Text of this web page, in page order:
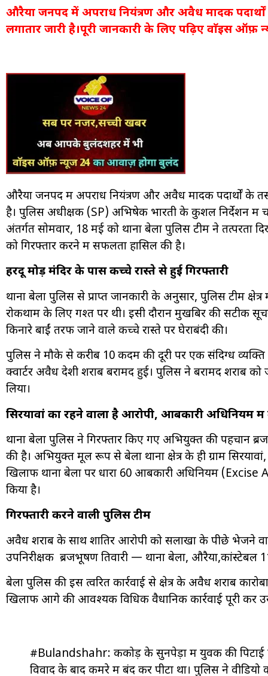
औरैया जनपद में अपराध नियंत्रण और अवैध मादक
लगातार जारी है।पूरी जानकारी के लिए पढ़िए वाॅइस ऑफ़
औरैया जनपद में अपराध नियंत्रण और अवैध मादक पदार्थों के
है। पुलिस अधीक्षक (SP) अभिषेक भारती के कुशल निर्देशन
अंतर्गत सोमवार, 18 मई को थाना बेला पुलिस टीम ने
को गिरफ्तार करने में सफलता हासिल की है।
हरदू मोड़ मंदिर के पास कच्चे रास्ते से हुई गिरफ्तारी
थाना बेला पुलिस से प्राप्त जानकारी के अनुसार, पुलिस टीम
रोकथाम के लिए गश्त पर थी। इसी दौरान मुखबिर की सटीक
किनारे बाईं तरफ जाने वाले कच्चे रास्ते पर घेराबंदी की।
पुलिस ने मौके से करीब 10 कदम की दूरी पर एक संदिग्ध
क्वार्टर अवैध देशी शराब बरामद हुई। पुलिस ने बरामद शराब
लिया।
सिरयावां का रहने वाला है आरोपी, आबकारी अधिनियम
थाना बेला पुलिस ने गिरफ्तार किए गए अभियुक्त की पहचान
की है। अभियुक्त मूल रूप से बेला थाना क्षेत्र के ही ग्राम
खिलाफ थाना बेला पर धारा 60 आबकारी अधिनियम
किया है।
गिरफ्तारी करने वाली पुलिस टीम
अवैध शराब के साथ शातिर आरोपी को सलाखों के पीछे भेजने
उपनिरीक्षक ब्रजभूषण तिवारी — थाना बेला,
बेला पुलिस की इस त्वरित कार्रवाई से क्षेत्र के अवैध शराब
खिलाफ आगे की आवश्यक विधिक वैधानिक कार्रवाई पूरी कर
#Bulandshahr: ककोड़ के सुनपेड़ा में युवक की पिटाई
विवाद के बाद कमरे में बंद कर पीटा था। पुलिस ने वीडियो